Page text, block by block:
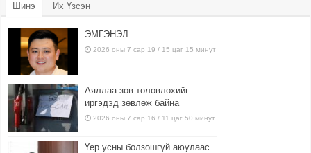
Шинэ Их Үзсэн
ЭМГЭНЭЛ
2026 оны 7 сар 19 / 15 цаг 15 минут
Аяллаа зөв төлөвлөхийг
иргэдэд зөвлөж байна
2026 оны 7 сар 16 / 11 цаг 50 минут
Үер усны болзошгүй аюулаас